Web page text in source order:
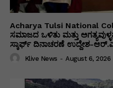
Acharya Tulsi National
ಸಮಾಜದ ಒಳಿತು ಮತ್ತು
ಸ್ಕಾರ್ಫ್ ದಿನಾಚರಣೆ ಉದ್ದೇಶ-
Klive News - August 6, 2026